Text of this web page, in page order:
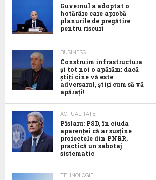
Guvernul a adoptat o
hotărâre care aprobă
planurile de pregătire
pentru riscuri
BUSINESS
Construim infrastructura
și tot noi o apărăm: dacă
știți cine vă este
adversarul, știți cum să vă
apărați!
ACTUALITATE
Pîslaru: PSD, în ciuda
aparenței că ar susține
proiectele din PNRR,
practică un sabotaj
sistematic
TEHNOLOGIE